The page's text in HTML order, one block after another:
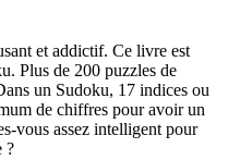
et addictif. Ce livre est
Plus de 200 puzzles de
un Sudoku, 17 indices ou
de chiffres pour avoir un
vous assez intelligent pour
?